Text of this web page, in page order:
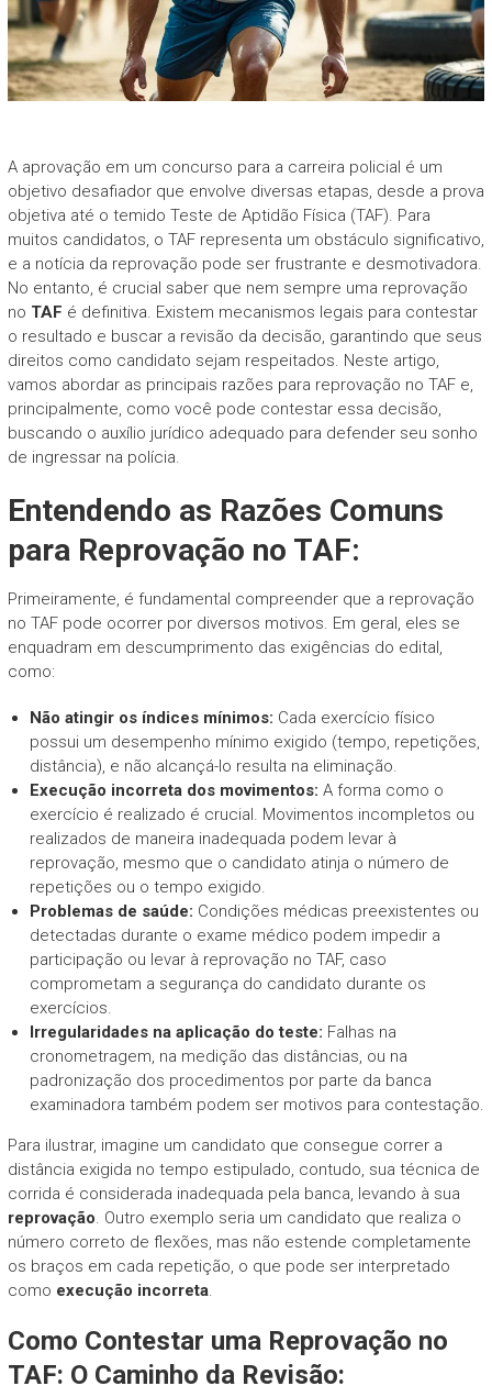
A aprovação em um concurso para a carreira policial é um
objetivo desafiador que envolve diversas etapas, desde a prova
objetiva até o temido Teste de Aptidão Física (TAF). Para
muitos candidatos, o TAF representa um obstáculo significativo,
e a notícia da reprovação pode ser frustrante e desmotivadora.
No entanto, é crucial saber que nem sempre uma reprovação
no TAF é definitiva. Existem mecanismos legais para contestar
o resultado e buscar a revisão da decisão, garantindo que seus
direitos como candidato sejam respeitados. Neste artigo,
vamos abordar as principais razões para reprovação no TAF e,
principalmente, como você pode contestar essa decisão,
buscando o auxílio jurídico adequado para defender seu sonho
de ingressar na polícia.
Entendendo as Razões Comuns
para Reprovação no TAF:
Primeiramente, é fundamental compreender que a reprovação
no TAF pode ocorrer por diversos motivos. Em geral, eles se
enquadram em descumprimento das exigências do edital,
como:
Não atingir os índices mínimos: Cada exercício físico
possui um desempenho mínimo exigido (tempo, repetições,
distância), e não alcançá-lo resulta na eliminação.
Execução incorreta dos movimentos: A forma como o
exercício é realizado é crucial. Movimentos incompletos ou
realizados de maneira inadequada podem levar à
reprovação, mesmo que o candidato atinja o número de
repetições ou o tempo exigido.
Problemas de saúde: Condições médicas preexistentes ou
detectadas durante o exame médico podem impedir a
participação ou levar à reprovação no TAF, caso
comprometam a segurança do candidato durante os
exercícios.
Irregularidades na aplicação do teste: Falhas na
cronometragem, na medição das distâncias, ou na
padronização dos procedimentos por parte da banca
examinadora também podem ser motivos para contestação.
Para ilustrar, imagine um candidato que consegue correr a
distância exigida no tempo estipulado, contudo, sua técnica de
corrida é considerada inadequada pela banca, levando à sua
reprovação. Outro exemplo seria um candidato que realiza o
número correto de flexões, mas não estende completamente
os braços em cada repetição, o que pode ser interpretado
como execução incorreta.
Como Contestar uma Reprovação no
TAF: O Caminho da Revisão: